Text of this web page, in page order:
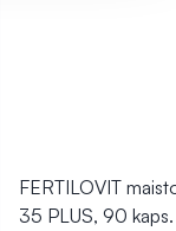
FERTILOVIT
35 PLUS, 90 kaps.